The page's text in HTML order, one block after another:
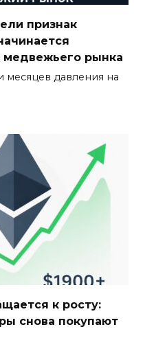
признак
медвежьего рынка
месяцев давления на
к росту:
снова покупают